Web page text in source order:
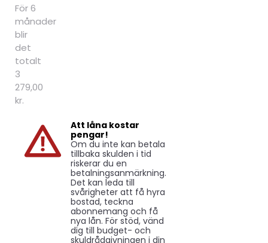
För 6
månader
blir
det
totalt
3
279,00
kr.
Att låna kostar
pengar!
Om du inte kan betala
tillbaka skulden i tid
riskerar du en
betalningsanmärkning.
Det kan leda till
svårigheter att få hyra
bostad, teckna
abonnemang och få
nya lån. För stöd, vänd
dig till budget- och
skuldrådgivningen i din